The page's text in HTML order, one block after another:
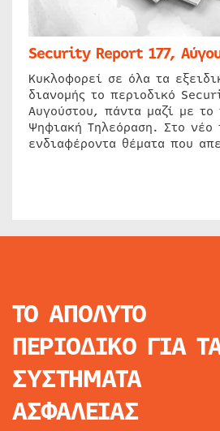
Security Report 177,
Κυκλοφορεί σε όλα τα
διανομής το περιοδικό
Αυγούστου, πάντα μαζί με το
Ψηφιακή Τηλεόραση. Στο νέο
ενδιαφέροντα θέματα που
ΤΟ ΑΠΟΛΥΤΟ
ΠΕΡΙΟΔΙΚΟ ΓΙΑ
ΣΥΣΤΗΜΑΤΑ
ΑΣΦΑΛΕΙΑΣ